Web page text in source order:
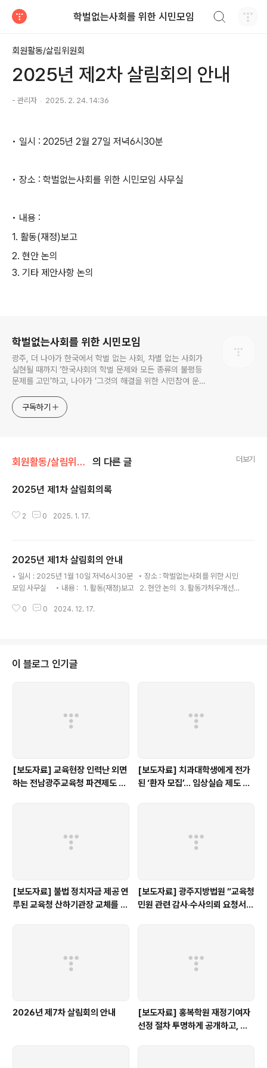
학벌없는사회를 위한 시민모임
회원활동/살림위원회
2025년 제2차 살림회의 안내
- 관리자 2025. 2. 24. 14:36
• 일시 : 2025년 2월 27일 저녁6시30분
• 장소 : 학벌없는사회를 위한 시민모임 사무실
• 내용 :
1. 활동(재정)보고
2. 현안 논의
3. 기타 제안사항 논의
학벌없는사회를 위한 시민모임
광주, 더 나아가 한국에서 학벌 없는 사회, 차별 없는 사회가
실현될 때까지 ‘한국사회의 학벌 문제와 모든 종류의 불평등
문제를 고민’하고, 나아가 ‘그것의 해결을 위한 시민참여 운
구독하기
회원활동/살림위원회 의 다른 글 더보기
2025년 제1차 살림회의록
2 0 2025. 1. 17.
2025년 제1차 살림회의 안내
• 일시 : 2025년 1월 10일 저녁6시30분 • 장소 : 학벌없는사회를 위한 시민
모임 사무실 • 내용 : 1. 활동(재정)보고 2. 현안 논의 3. 활동가처우개선위
의 0 0 2024. 12. 17.
이 블로그 인기글
[보도자료] 교육현장 인력난 외면
하는 전남광주교육청 파견제도 재
[보도자료] 치과대학생에게 전가
된 ‘환자 모집’… 임상실습 제도 개
[보도자료] 불법 정치자금 제공 연
루된 교육청 산하기관장 교체를 촉
[보도자료] 광주지방법원 “교육청
민원 관련 감사·수사의뢰 요청서,
2026년 제7차 살림회의 안내
[보도자료] 홍복학원 재정기여자
선정 절차 투명하게 공개하고, 철